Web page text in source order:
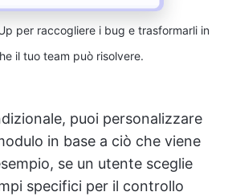
per raccogliere i bug e trasformarli in
il tuo team può risolvere.
puoi personalizzare
in base a ciò che viene
se un utente sceglie
specifici per il controllo